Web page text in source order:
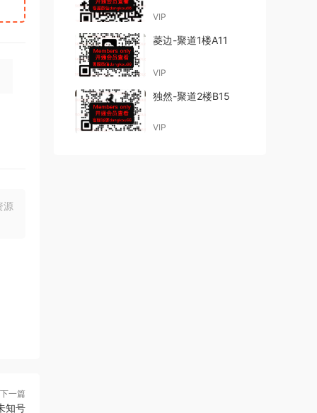
源
下一篇
知号
VIP
菱边-聚道1楼A11
VIP
独然-聚道2楼B15
VIP